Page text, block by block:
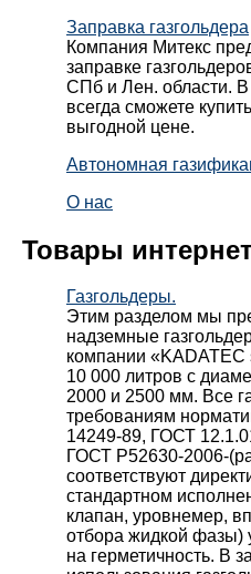
Заправка газгольдера
Компания Митекс
заправке
СПб и Лен. области.
всегда сможете
выгодной цене.
Автономная
О нас
Товары
Газгольдеры.
Этим разделом мы
надземные
компании
10 000 литров с
2000 и 2500 мм. Все
требованиям
14249-89, ГОСТ
ГОСТ Р52630-2006-
соответствуют
стандартном
клапан, уровнемер,
отбора жидкой фазы)
на герметичность. В